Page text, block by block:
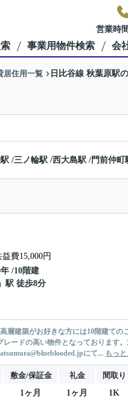
営業時
事業用物件検索 会
居住用一覧 日比谷線 秋葉原駅
/三ノ輪駅 /西大島駅 /門前仲町
費15,000円
/10階建
」駅 徒歩8分
層建築がお好きな方には10階建て
ードの高い物件となっております
にて... もっ
敷金/保証金 礼金 間取り
1ヶ月 1ヶ月 1K